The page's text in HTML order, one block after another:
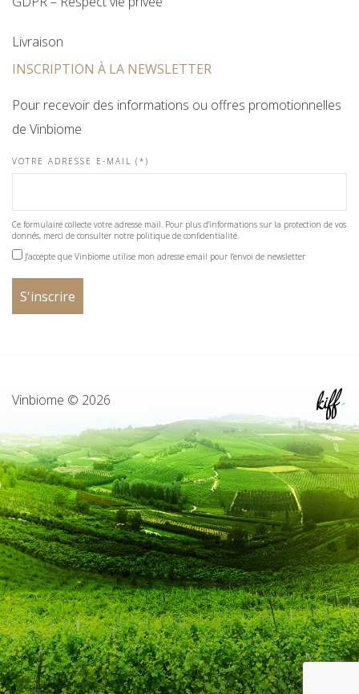
Livraison
INSCRIPTION À LA NEWSLETTER
Pour recevoir des informations ou offres promotionnelles
de Vinbiome
VOTRE ADRESSE E-MAIL (*)
Ce formulaire collecte votre adresse mail. Pour plus d'informations sur la protection de vos
donnés, merci de consulter notre politique de confidentialité.
J'accepte que Vinbiome utilise mon adresse email pour l'envoi de newsletter
Vinbiome © 2026